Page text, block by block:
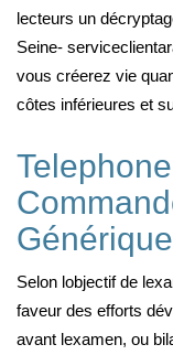
lecteurs un
Seine-
vous créerez vie
côtes inférieures et
Générique
Selon lobjectif de
faveur des efforts
avant lexamen, ou